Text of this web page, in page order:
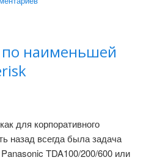
наименьшей
для корпоративного
назад всегда была задача
TDA100/200/600 или